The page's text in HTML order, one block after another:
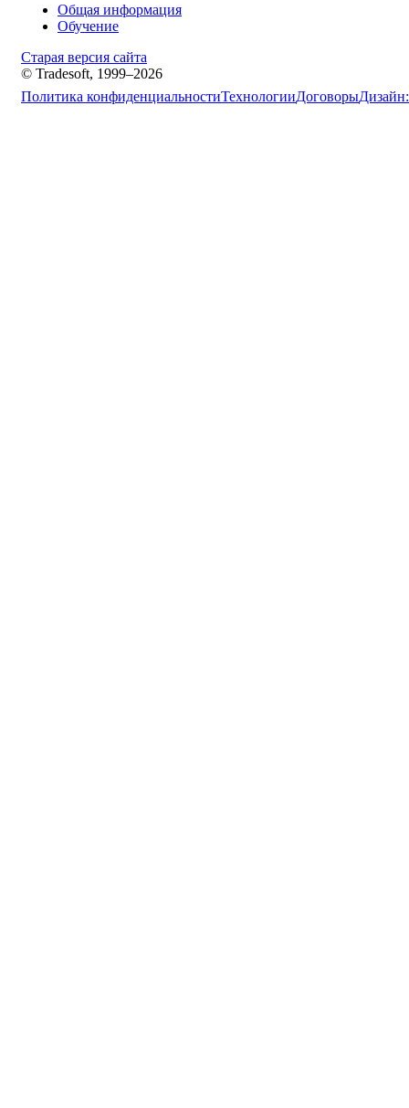
Общая информация
Обучение
Старая версия сайта
© Tradesoft, 1999–2026
Политика конфиденциальностиТехнологииДоговорыДизайн: